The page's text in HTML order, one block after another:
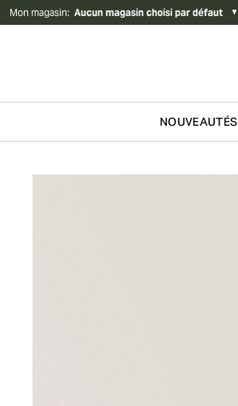
Mon magasin: Aucun magasin choisi par défaut ▼
NOUVEAUTÉS